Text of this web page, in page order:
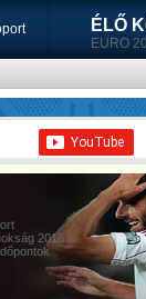
ÉLŐ
EURO
2016